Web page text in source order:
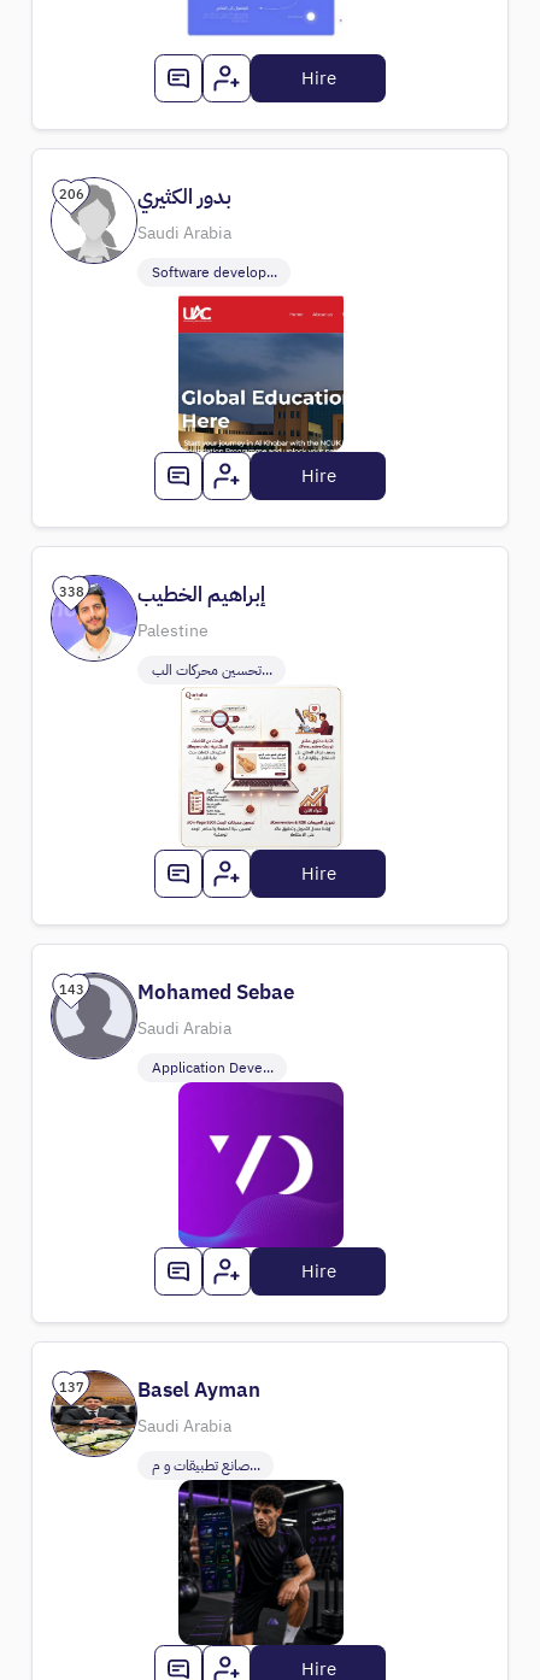
Hire
206 بدور الكثيري
Saudi Arabia
Software develop...
Hire
338 إبراهيم الخطيب
Palestine
تحسين محركات الب...
Hire
143 Mohamed Sebae
Saudi Arabia
Application Deve...
Hire
137 Basel Ayman
Saudi Arabia
صانع تطبيقات و م...
Hire